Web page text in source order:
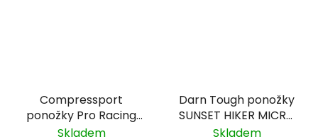
Compressport
ponožky Pro Racing
Run -
Skladem
Darn Tough ponožky
SUNSET HIKER MICRO
CREW Lightweight
Skladem